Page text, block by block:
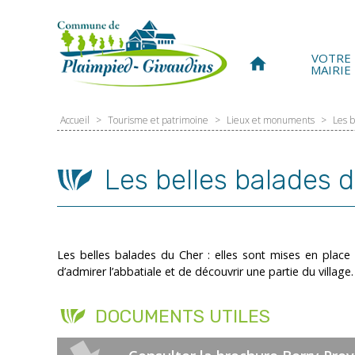
home VOTRE
MAIRIE
Accueil > Tourisme et patrimoine > Lieux et monuments > Les
Les belles balades
Les belles balades du Cher : elles sont mises en
d’admirer l’abbatiale et de découvrir une partie du village.
DOCUMENTS UTILES